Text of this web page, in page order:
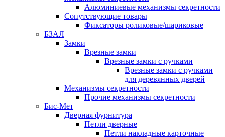
Алюминиевые механизмы секретности
Сопутствующие товары
Фиксаторы роликовые/шариковые
БЗАЛ
Замки
Врезные замки
Врезные замки с ручками
Врезные замки с ручками
для деревянных дверей
Механизмы секретности
Прочие механизмы секретности
Бис-Мет
Дверная фурнитура
Петли дверные
Петли накладные карточные